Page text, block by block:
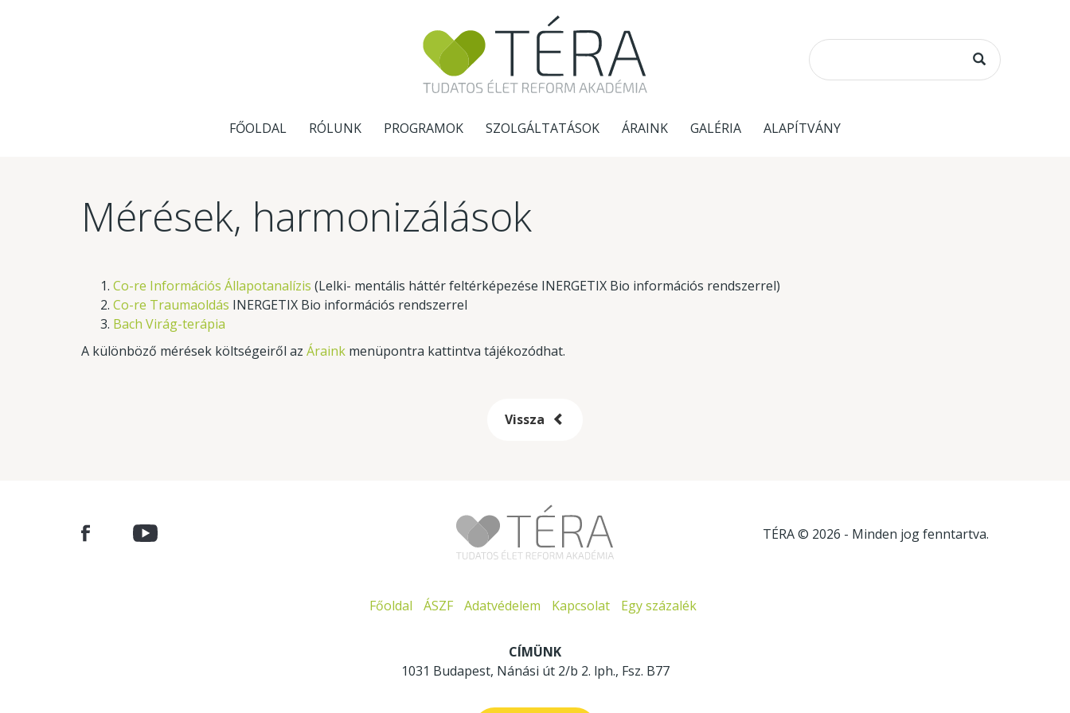
FŐOLDAL RÓLUNK PROGRAMOK SZOLGÁLTATÁSOK ÁRAINK GALÉRIA ALAPÍTVÁNY
Mérések, harmonizálások
Co-re Információs Állapotanalízis (Lelki- mentális háttér feltérképezése INERGETIX Bio információs rendszerrel)
Co-re Traumaoldás INERGETIX Bio információs rendszerrel
Bach Virág-terápia
A különböző mérések költségeiről az Áraink menüpontra kattintva tájékozódhat.
Vissza
TÉRA © 2026 - Minden jog fenntartva.
Főoldal ÁSZF Adatvédelem Kapcsolat Egy százalék
CÍMÜNK
1031 Budapest, Nánási út 2/b 2. lph., Fsz. B77